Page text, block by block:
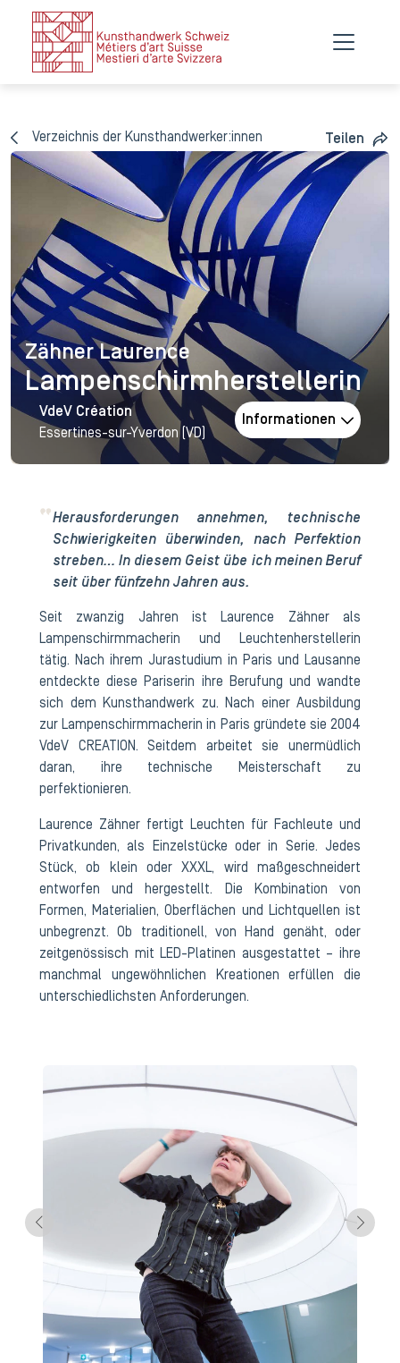
Verzeichnis der Kunsthandwerker:innen Teilen
Zähner Laurence
Zähner Laurence
Lampenschirmherstellerin
VdeV Création
Essertines-sur-Yverdon (VD)
Informationen
Herausforderungen annehmen, technische
Schwierigkeiten überwinden, nach Perfektion
streben… In diesem Geist übe ich meinen Beruf
seit über fünfzehn Jahren aus.
Seit zwanzig Jahren ist Laurence Zähner als
Lampenschirmmacherin und Leuchtenherstellerin
tätig. Nach ihrem Jurastudium in Paris und Lausanne
entdeckte diese Pariserin ihre Berufung und wandte
sich dem Kunsthandwerk zu. Nach einer Ausbildung
zur Lampenschirmmacherin in Paris gründete sie 2004
VdeV CREATION. Seitdem arbeitet sie unermüdlich
daran, ihre technische Meisterschaft zu
perfektionieren.
Laurence Zähner fertigt Leuchten für Fachleute und
Privatkunden, als Einzelstücke oder in Serie. Jedes
Stück, ob klein oder XXXL, wird maßgeschneidert
entworfen und hergestellt. Die Kombination von
Formen, Materialien, Oberflächen und Lichtquellen ist
unbegrenzt. Ob traditionell, von Hand genäht, oder
zeitgenössisch mit LED-Platinen ausgestattet – ihre
manchmal ungewöhnlichen Kreationen erfüllen die
unterschiedlichsten Anforderungen.